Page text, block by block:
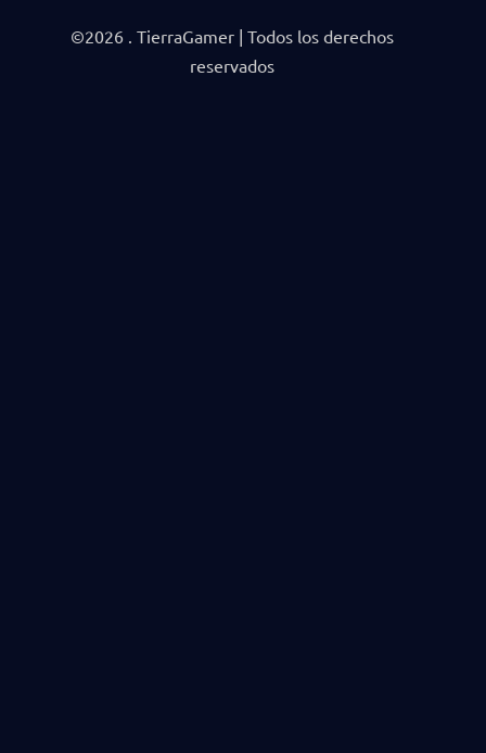
©2026 . TierraGamer | Todos los derechos
reservados